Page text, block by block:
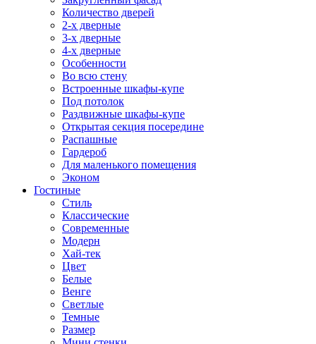
Количество дверей
2-х дверные
3-х дверные
4-х дверные
Особенности
Во всю стену
Встроенные шкафы-купе
Под потолок
Раздвижные шкафы-купе
Открытая секция посередине
Распашные
Гардероб
Для маленького помещения
Эконом
Гостиные
Стиль
Классические
Современные
Модерн
Хай-тек
Цвет
Белые
Венге
Светлые
Темные
Размер